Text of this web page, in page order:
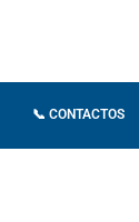
📞 CONTACTOS